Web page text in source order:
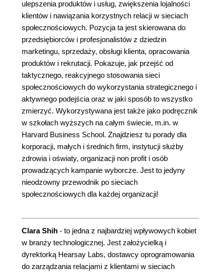
ulepszenia produktów i usług, zwiększenia lojalności
klientów i nawiązania korzystnych relacji w sieciach
społecznościowych. Pozycja ta jest skierowana do
przedsiębiorców i profesjonalistów z dziedzin
marketingu, sprzedaży, obsługi klienta, opracowania
produktów i rekrutacji. Pokazuje, jak przejść od
taktycznego, reakcyjnego stosowania sieci
społecznościowych do wykorzystania strategicznego i
aktywnego podejścia oraz w jaki sposób to wszystko
zmierzyć. Wykorzystywana jest także jako podręcznik
w szkołach wyższych na całym świecie, m.in. w
Harvard Business School. Znajdziesz tu porady dla
korporacji, małych i średnich firm, instytucji służby
zdrowia i oświaty, organizacji non profit i osób
prowadzących kampanie wyborcze. Jest to jedyny
nieodzowny przewodnik po sieciach
społecznościowych dla każdej organizacji!
Clara Shih - to jedna z najbardziej wpływowych kobiet
w branży technologicznej. Jest założycielką i
dyrektorką Hearsay Labs, dostawcy oprogramowania
do zarządzania relacjami z klientami w sieciach